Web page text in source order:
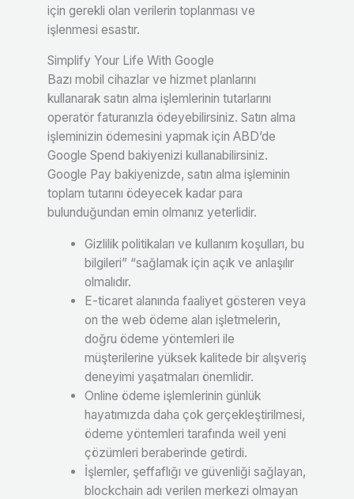
için gerekli olan verilerin toplanması ve
işlenmesi esastır.
Simplify Your Life With Google
Bazı mobil cihazlar ve hizmet planlarını
kullanarak satın alma işlemlerinin tutarlarını
operatör faturanızla ödeyebilirsiniz. Satın alma
işleminizin ödemesini yapmak için ABD’de
Google Spend bakiyenizi kullanabilirsiniz.
Google Pay bakiyenizde, satın alma işleminin
toplam tutarını ödeyecek kadar para
bulunduğundan emin olmanız yeterlidir.
Gizlilik politikaları ve kullanım koşulları, bu
bilgileri” “sağlamak için açık ve anlaşılır
olmalıdır.
E-ticaret alanında faaliyet gösteren veya
on the web ödeme alan işletmelerin,
doğru ödeme yöntemleri ile
müşterilerine yüksek kalitede bir alışveriş
deneyimi yaşatmaları önemlidir.
Online ödeme işlemlerinin günlük
hayatımızda daha çok gerçekleştirilmesi,
ödeme yöntemleri tarafında weil yeni
çözümleri beraberinde getirdi.
İşlemler, şeffaflığı ve güvenliği sağlayan,
blockchain adı verilen merkezi olmayan